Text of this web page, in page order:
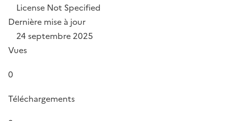
License Not Specified
Dernière mise à jour
24 septembre 2025
Vues
0
Téléchargements